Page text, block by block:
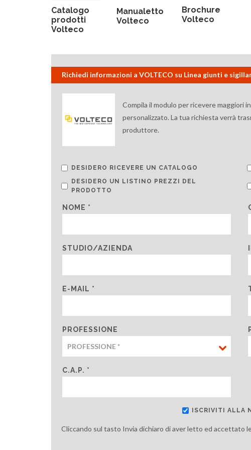
Catalogo
prodotti
Volteco
Manualetto
Volteco
Brochure
Volteco
Richiedi informazioni a VOLTECO su Linea giunti e
Compila il modulo per ricevere maggiori
personalizzato. La tua richiesta verrà
produttore.
DESIDERO RICEVERE UN CATALOGO
DESIDERO UN LISTINO PREZZI DEL
PRODOTTO
NOME *
STUDIO/AZIENDA
E-MAIL *
PROFESSIONE
C.A.P. *
ISCRIVITI ALLA
Cliccando sul tasto Invia dichiaro di aver letto ed accettato